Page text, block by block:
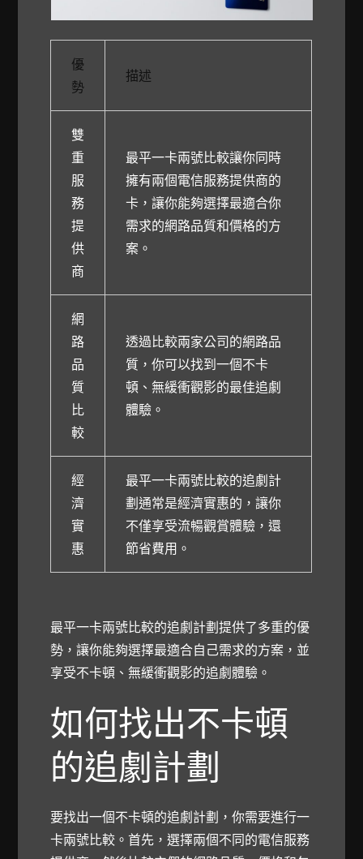
優
勢
描述
雙
重
服
務
提
供
商
最平一卡兩號比較讓你同時
擁有兩個電信服務提供商的
卡，讓你能夠選擇最適合你
需求的網路品質和價格的方
案。
網
路
品
質
比
較
透過比較兩家公司的網路品
質，你可以找到一個不卡
頓、無緩衝觀影的最佳追劇
體驗。
經
濟
實
惠
最平一卡兩號比較的追劇計
劃通常是經濟實惠的，讓你
不僅享受流暢觀賞體驗，還
節省費用。
最平一卡兩號比較的追劇計劃提供了多重的優
勢，讓你能夠選擇最適合自己需求的方案，並
享受不卡頓、無緩衝觀影的追劇體驗。
如何找出不卡頓
的追劇計劃
要找出一個不卡頓的追劇計劃，你需要進行一
卡兩號比較。首先，選擇兩個不同的電信服務